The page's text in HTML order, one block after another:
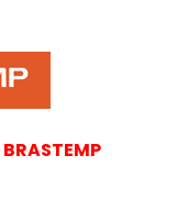
BRASTEMP